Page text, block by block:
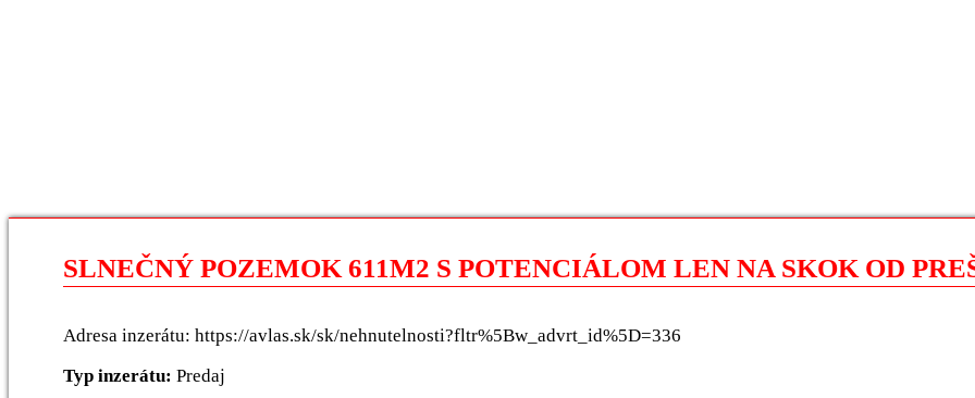
SLNEČNÝ POZEMOK 611M2 S POTENCIÁLOM LEN NA SKOK OD
Adresa inzerátu: https://avlas.sk/sk/nehnutelnosti?fltr%5Bw_advrt_id%5D=336
Typ inzerátu: Predaj